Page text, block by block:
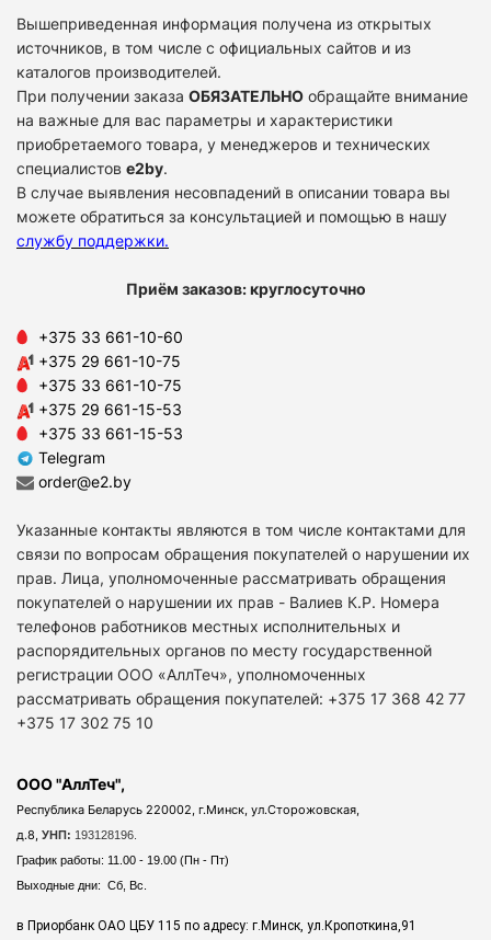
Вышеприведенная информация получена из открытых
источников, в том числе с официальных сайтов и из
каталогов производителей.
При получении заказа ОБЯЗАТЕЛЬНО обращайте внимание
на важные для вас параметры и характеристики
приобретаемого товара, у менеджеров и технических
специалистов e2by.
В случае выявления несовпадений в описании товара вы
можете обратиться за консультацией и помощью в нашу
службу поддержки.
Приём заказов: круглосуточно
+375 33 661-10-60
+375 29 661-10-75
+375 33 661-10-75
+375 29 661-15-53
+375 33 661-15-53
Telegram
order@e2.by
Указанные контакты являются в том числе контактами для
связи по вопросам обращения покупателей о нарушении их
прав. Лица, уполномоченные рассматривать обращения
покупателей о нарушении их прав - Валиев К.Р. Номера
телефонов работников местных исполнительных и
распорядительных органов по месту государственной
регистрации ООО «АллТеч», уполномоченных
рассматривать обращения покупателей: +375 17 368 42 77
+375 17 302 75 10
ООО "АллТеч",
Республика Беларусь 220002, г.Минск, ул.Сторожовская,
д.8, УНП: 193128196.
График работы: 11.00 - 19.00 (Пн - Пт)
Выходные дни: Сб, Вс.
в Приорбанк ОАО ЦБУ 115 по адресу: г.Минск, ул.Кропоткина,91